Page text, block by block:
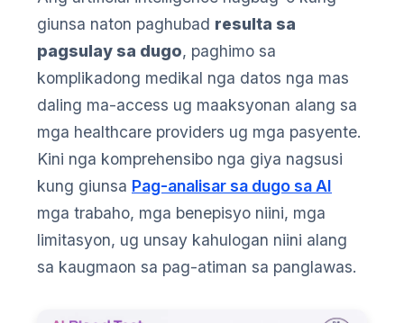
giunsa naton paghubad resulta sa
pagsulay sa dugo, paghimo sa
komplikadong medikal nga datos nga mas
daling ma-access ug maaksyonan alang sa
mga healthcare providers ug mga pasyente.
Kini nga komprehensibo nga giya nagsusi
kung giunsa Pag-analisar sa dugo sa AI
mga trabaho, mga benepisyo niini, mga
limitasyon, ug unsay kahulogan niini alang
sa kaugmaon sa pag-atiman sa panglawas.